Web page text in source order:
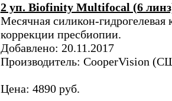
2 уп. Biofinity Multifocal (6
Месячная силикон-гидрогелевая
коррекции пресбиопии.
Добавлено: 20.11.2017
Производитель: CooperVision
Цена: 4890 руб.